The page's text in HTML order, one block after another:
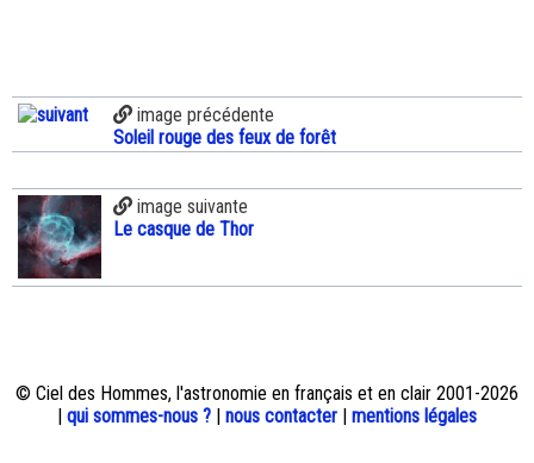
image précédente
Soleil rouge des feux de forêt
image suivante
Le casque de Thor
© Ciel des Hommes, l'astronomie en français et en clair 2001-2026
| qui sommes-nous ? | nous contacter | mentions légales